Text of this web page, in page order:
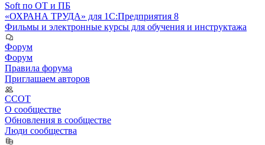
Soft по ОТ и ПБ
«ОХРАНА ТРУДА» для 1С:Предприятия 8
Фильмы и электронные курсы для обучения и инструктажа
Форум
Форум
Правила форума
Приглашаем авторов
ССОТ
О сообществе
Обновления в сообществе
Люди сообщества